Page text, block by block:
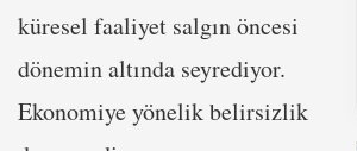
küresel faaliyet salgın öncesi
dönemin altında seyrediyor.
Ekonomiye yönelik belirsizlik